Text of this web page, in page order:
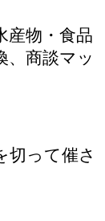
産物・食品
、商談マッ
切って催さ